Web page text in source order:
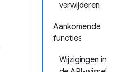
verwijderen
Aankomende
functies
Wijzigingen in